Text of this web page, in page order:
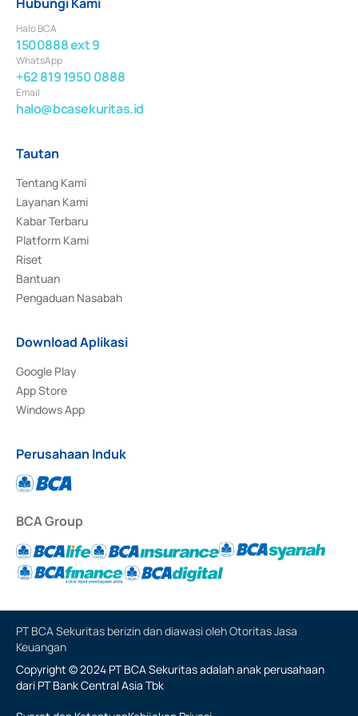
Halo BCA
1500888 ext 9
WhatsApp
+62 819 1950 0888
Email
halo@bcasekuritas.id
Tautan
Tentang Kami
Layanan Kami
Kabar Terbaru
Platform Kami
Riset
Bantuan
Pengaduan Nasabah
Download Aplikasi
Google Play
App Store
Windows App
Perusahaan Induk
BCA Group
PT BCA Sekuritas berizin dan diawasi oleh Otoritas Jasa
Keuangan
Copyright © 2024 PT BCA Sekuritas adalah anak perusahaan
dari PT Bank Central Asia Tbk